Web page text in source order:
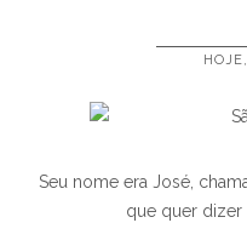
Seu nome era José,
que quer dizer